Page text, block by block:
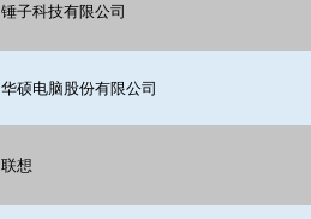
锤子科技有限公司
华硕电脑股份有限公司
联想